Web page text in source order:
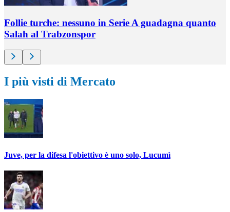
Follie turche: nessuno in Serie A guadagna quanto
Salah al Trabzonspor
I più visti di Mercato
Juve, per la difesa l'obiettivo è uno solo, Lucumì